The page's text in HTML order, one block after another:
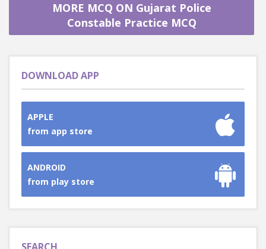
MORE MCQ ON Gujarat Police
Constable Practice MCQ
DOWNLOAD APP
APPLE
from app store
ANDROID
from play store